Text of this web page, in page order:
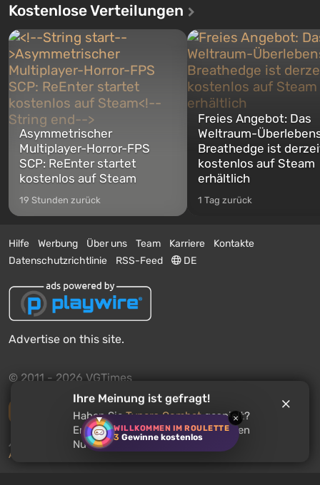
WILLKOMMEN IM ROULETTE
3 Gewinne kostenlos
×
Kostenlose Verteilungen
Asymmetrischer
Multiplayer-Horror-FPS
SCP: ReEnter startet
kostenlos auf Steam
19 Stunden zurück
Freies Angebot: Das
Weltraum-
Breathedge ist
kostenlos auf Steam
erhältlich
1 Tag zurück
Hilfe Werbung Über uns Team Karriere
Kontakte
Datenschutzrichtlinie
RSS-Feed DE
Advertise on this site.
© 2011 - 2026 VGTimes
Vollständige Version
Push-Benachrichtigungen über Nachrichten:
Aktivieren
Ihre Meinung ist gefragt!
Haben SieTypers Combatgespielt?
Empfehlen Sie dieses Spiel anderen
Nutzern?